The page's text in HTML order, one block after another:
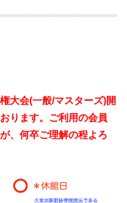
大会(一般/マスターズ)開
ります。ご利用の会員
、何卒ご理解の程よろ